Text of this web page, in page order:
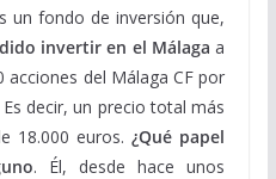
un fondo de inversión que,
invertir en el Málaga a
del Málaga CF por
decir, un precio total más
18.000 euros. ¿Qué papel
. Él, desde hace unos